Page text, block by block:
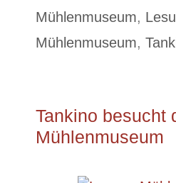
Mühlenmuseum,
Mühlenmuseum,
Tankino besucht
Mühlenmuseum